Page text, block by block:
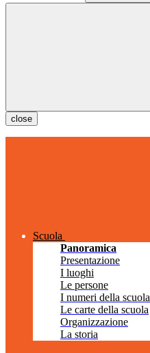
close
Scuola
Panoramica
Presentazione
I luoghi
Le persone
I numeri della scuola
Le carte della scuola
Organizzazione
La storia